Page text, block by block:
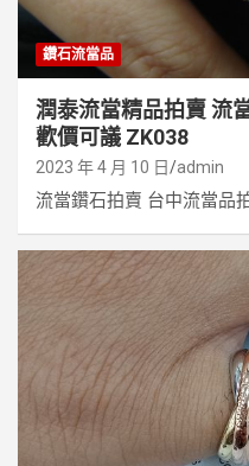
鑽石流當品
潤泰流當精品拍賣 流
歡價可議 ZK038
2023 年 4 月 10 日 admin
流當鑽石拍賣 台中流當品